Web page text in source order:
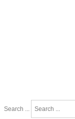
Search ...